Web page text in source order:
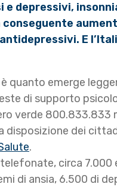
e depressivi,
E
quanto emerge
di supporto
verde 800.833.833
disposizione dei
.
circa 7.000
di ansia, 6.500 di